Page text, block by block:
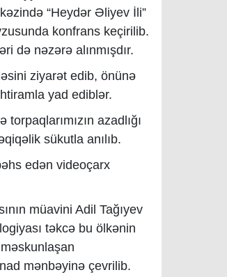
“Heydər Əliyev İli”
konfrans keçirilib.
də nəzərə alınmışdır.
ziyarət edib, önünə
yad ediblər.
azadlığı
sükutla anılıb.
edən videoçarx
müavini Adil Tağıyev
təkcə bu ölkənin
mənbəyinə çevrilib.